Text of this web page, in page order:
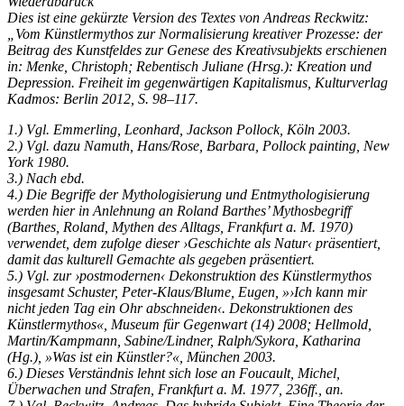
Dies ist eine gekürzte Version des Textes von Andreas Reckwitz:
„Vom Künstlermythos zur Normalisierung kreativer Prozesse: der
Beitrag des Kunstfeldes zur Genese des Kreativsubjekts erschienen
in: Menke, Christoph; Rebentisch Juliane (Hrsg.): Kreation und
Depression. Freiheit im gegenwärtigen Kapitalismus, Kulturverlag
Kadmos: Berlin 2012, S. 98–117.
1.) Vgl. Emmerling, Leonhard, Jackson Pollock, Köln 2003.
2.) Vgl. dazu Namuth, Hans/Rose, Barbara, Pollock painting, New
York 1980.
3.) Nach ebd.
4.) Die Begriffe der Mythologisierung und Entmythologisierung
werden hier in Anlehnung an Roland Barthes’ Mythosbegriff
(Barthes, Roland, Mythen des Alltags, Frankfurt a. M. 1970)
verwendet, dem zufolge dieser ›Geschichte als Natur‹ präsentiert,
damit das kulturell Gemachte als gegeben präsentiert.
5.) Vgl. zur ›postmodernen‹ Dekonstruktion des Künstlermythos
insgesamt Schuster, Peter-Klaus/Blume, Eugen, »›Ich kann mir
nicht jeden Tag ein Ohr abschneiden‹. Dekonstruktionen des
Künstlermythos«, Museum für Gegenwart (14) 2008; Hellmold,
Martin/Kampmann, Sabine/Lindner, Ralph/Sykora, Katharina
(Hg.), »Was ist ein Künstler?«, München 2003.
6.) Dieses Verständnis lehnt sich lose an Foucault, Michel,
Überwachen und Strafen, Frankfurt a. M. 1977, 236ff., an.